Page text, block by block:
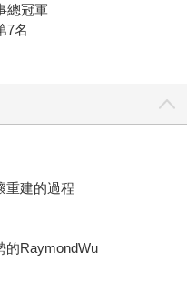
總冠軍
7名
重建的過程
的RaymondWu